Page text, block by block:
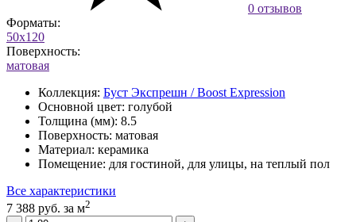
0 отзывов
Форматы:
50x120
Поверхность:
матовая
Коллекция: Буст Экспрешн / Boost Expression
Основной цвет: голубой
Толщина (мм): 8.5
Поверхность: матовая
Материал: керамика
Помещение: для гостиной, для улицы, на теплый пол
Все характеристики
7 388 руб. за м2